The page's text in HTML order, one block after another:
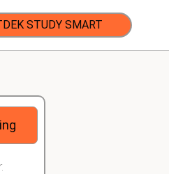
STUDY SMART